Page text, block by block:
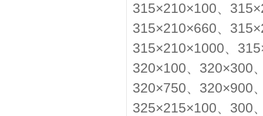
315×210×100、
315×210×660、
315×210×1000、
320×100、320×300
320×750、320×900
325×215×100、300